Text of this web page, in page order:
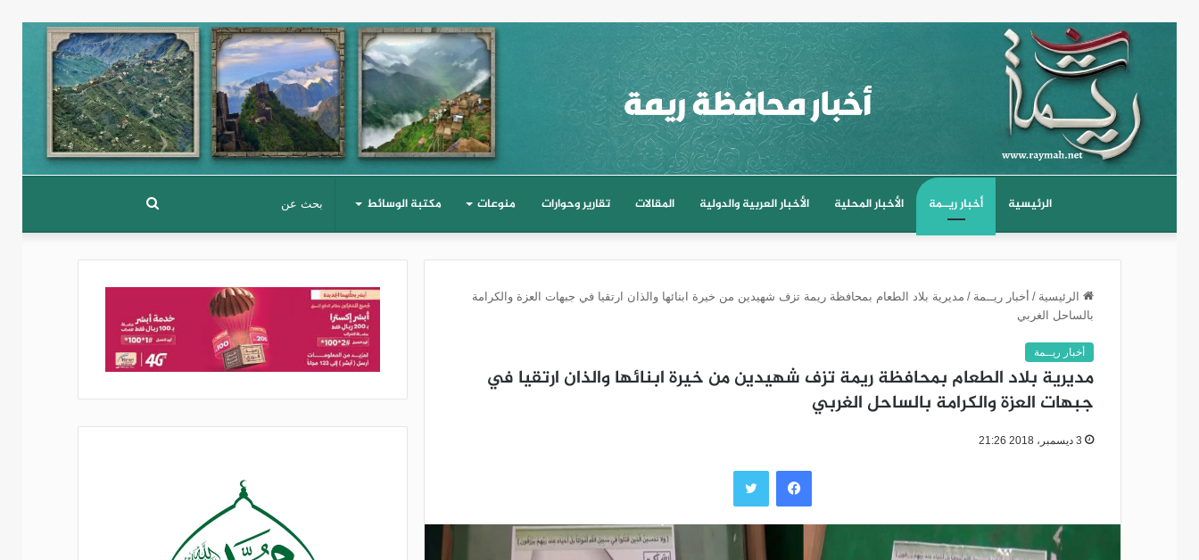
الرئيسية أخبار ريــمة الأخبار المحلية الأخبار العربية والدولية المقالات تقارير وحوارات منوعات مكتبة الوسائط بحث
الرئيسية / أخبار ريــمة / مديرية بلاد الطعام بمحافظة ريمة تزف شهيدين من خيرة ابنائها والذان ارتقيا في جبهات العزة والكرامة
بالساحل الغربي
أخبار ريــمة
مديرية بلاد الطعام بمحافظة ريمة تزف شهيدين من خيرة ابنائها والذان ارتقيا في
جبهات العزة والكرامة بالساحل الغربي
3 ديسمبر، 2018 21:26
فيسبوك تويتر